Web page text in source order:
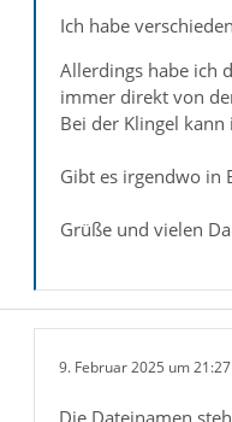
Ich habe
Allerdings habe ich
immer direkt von
Bei der Klingel
Gibt es irgendwo in
Grüße und vielen
9. Februar 2025 um 21:27
Die Dateinamen